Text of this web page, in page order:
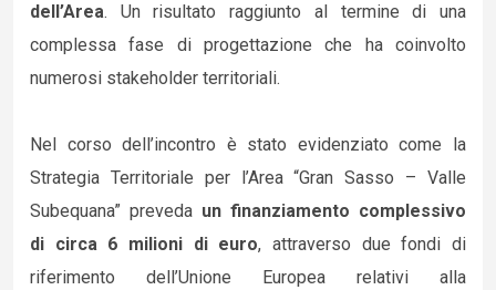
dell’Area. Un risultato raggiunto al termine di una
complessa fase di progettazione che ha coinvolto
numerosi stakeholder territoriali.
Nel corso dell’incontro è stato evidenziato come la
Strategia Territoriale per l’Area “Gran Sasso – Valle
Subequana” preveda un finanziamento complessivo
di circa 6 milioni di euro, attraverso due fondi di
riferimento dell’Unione Europea relativi alla